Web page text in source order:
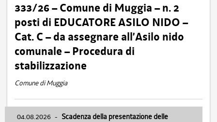
333/26 – Comune di Muggia – n. 2
posti di EDUCATORE ASILO NIDO –
Cat. C – da assegnare all’Asilo nido
comunale – Procedura di
stabilizzazione
Comune di Muggia
04.08.2026 - Scadenza della presentazione delle